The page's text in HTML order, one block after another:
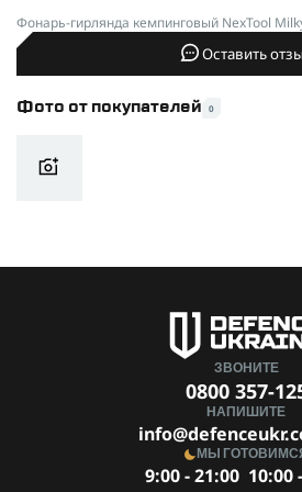
Фонарь-гирлянда кемпинговый NexTool
Оставить
Фото от покупателей 0
ЗВОНИТЕ
0800 357-
НАПИШИТЕ
МЫ
9:00 - 21:00 10:00